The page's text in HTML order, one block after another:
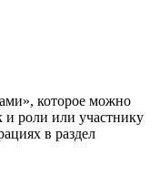
которое можно
и роли или участнику
в раздел